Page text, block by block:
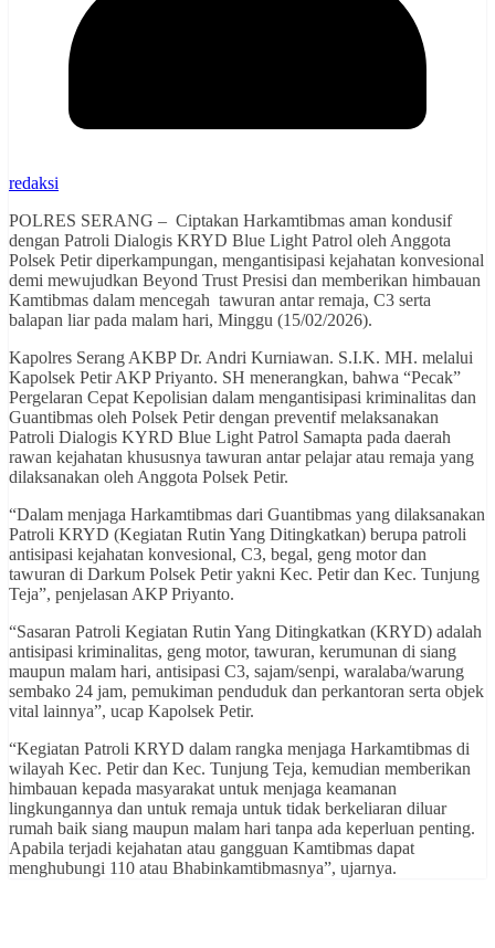
redaksi
POLRES SERANG – Ciptakan Harkamtibmas aman kondusif
dengan Patroli Dialogis KRYD Blue Light Patrol oleh Anggota
Polsek Petir diperkampungan, mengantisipasi kejahatan konvesional
demi mewujudkan Beyond Trust Presisi dan memberikan himbauan
Kamtibmas dalam mencegah tawuran antar remaja, C3 serta
balapan liar pada malam hari, Minggu (15/02/2026).
Kapolres Serang AKBP Dr. Andri Kurniawan. S.I.K. MH. melalui
Kapolsek Petir AKP Priyanto. SH menerangkan, bahwa “Pecak”
Pergelaran Cepat Kepolisian dalam mengantisipasi kriminalitas dan
Guantibmas oleh Polsek Petir dengan preventif melaksanakan
Patroli Dialogis KYRD Blue Light Patrol Samapta pada daerah
rawan kejahatan khususnya tawuran antar pelajar atau remaja yang
dilaksanakan oleh Anggota Polsek Petir.
“Dalam menjaga Harkamtibmas dari Guantibmas yang dilaksanakan
Patroli KRYD (Kegiatan Rutin Yang Ditingkatkan) berupa patroli
antisipasi kejahatan konvesional, C3, begal, geng motor dan
tawuran di Darkum Polsek Petir yakni Kec. Petir dan Kec. Tunjung
Teja”, penjelasan AKP Priyanto.
“Sasaran Patroli Kegiatan Rutin Yang Ditingkatkan (KRYD) adalah
antisipasi kriminalitas, geng motor, tawuran, kerumunan di siang
maupun malam hari, antisipasi C3, sajam/senpi, waralaba/warung
sembako 24 jam, pemukiman penduduk dan perkantoran serta objek
vital lainnya”, ucap Kapolsek Petir.
“Kegiatan Patroli KRYD dalam rangka menjaga Harkamtibmas di
wilayah Kec. Petir dan Kec. Tunjung Teja, kemudian memberikan
himbauan kepada masyarakat untuk menjaga keamanan
lingkungannya dan untuk remaja untuk tidak berkeliaran diluar
rumah baik siang maupun malam hari tanpa ada keperluan penting.
Apabila terjadi kejahatan atau gangguan Kamtibmas dapat
menghubungi 110 atau Bhabinkamtibmasnya”, ujarnya.